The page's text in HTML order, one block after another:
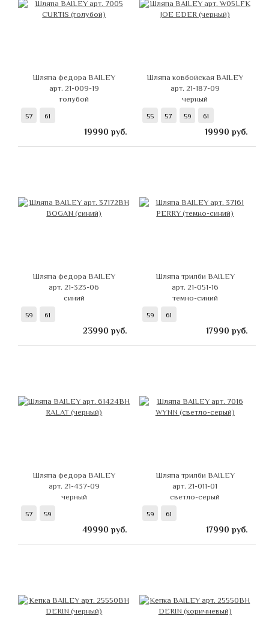
Шляпа федора BAILEY
арт. 21-009-19
голубой
57 61
19990 руб.
Шляпа ковбойская BAILEY
арт. 21-187-09
черный
55 57 59 61
19990 руб.
Шляпа федора BAILEY
арт. 21-323-06
синий
59 61
23990 руб.
Шляпа трилби BAILEY
арт. 21-051-16
темно-синий
59 61
17990 руб.
Шляпа федора BAILEY
арт. 21-437-09
черный
57 59
49990 руб.
Шляпа трилби BAILEY
арт. 21-011-01
светло-серый
59 61
17990 руб.